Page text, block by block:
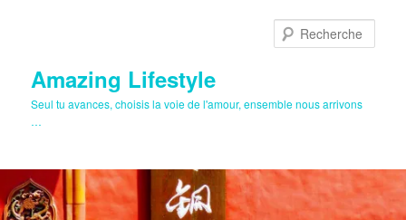
Amazing Lifestyle
Seul tu avances, choisis la voie de l'amour, ensemble nous arrivons
…